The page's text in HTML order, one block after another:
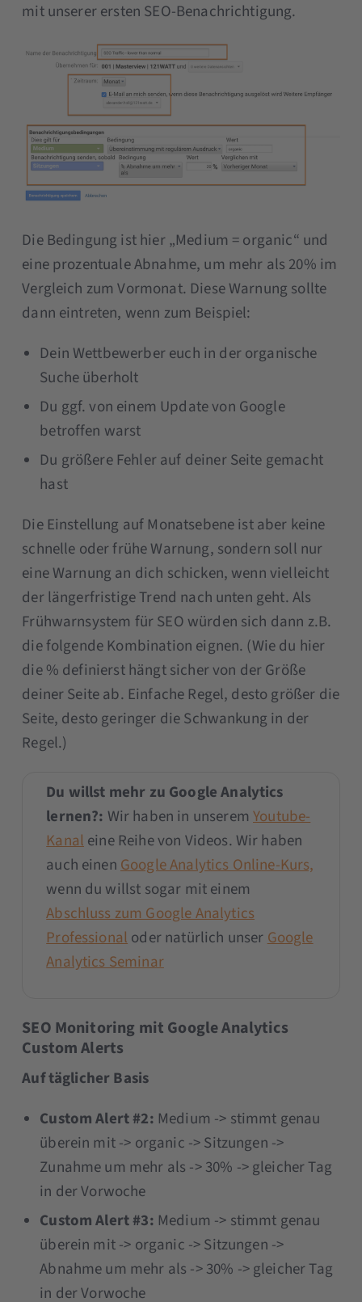
mit unserer ersten SEO-Benachrichtigung.
Die Bedingung ist hier „Medium = organic“ und
eine prozentuale Abnahme, um mehr als 20% im
Vergleich zum Vormonat. Diese Warnung sollte
dann eintreten, wenn zum Beispiel:
Dein Wettbewerber euch in der organische
Suche überholt
Du ggf. von einem Update von Google
betroffen warst
Du größere Fehler auf deiner Seite gemacht
hast
Die Einstellung auf Monatsebene ist aber keine
schnelle oder frühe Warnung, sondern soll nur
eine Warnung an dich schicken, wenn vielleicht
der längerfristige Trend nach unten geht. Als
Frühwarnsystem für SEO würden sich dann z.B.
die folgende Kombination eignen. (Wie du hier
die % definierst hängt sicher von der Größe
deiner Seite ab. Einfache Regel, desto größer die
Seite, desto geringer die Schwankung in der
Regel.)
Du willst mehr zu Google Analytics
lernen?: Wir haben in unseremYoutube-
Kanaleine Reihe von Videos. Wir haben
auch einenGoogle Analytics Online-Kurs,
wenn du willst sogar mit einem
Abschluss zum Google Analytics
Professionaloder natürlich unserGoogle
Analytics Seminar
SEO Monitoring mit Google Analytics
Custom Alerts
Auf täglicher Basis
Custom Alert #2: Medium -> stimmt genau
überein mit -> organic -> Sitzungen ->
Zunahme um mehr als -> 30% -> gleicher Tag
in der Vorwoche
Custom Alert #3: Medium -> stimmt genau
überein mit -> organic -> Sitzungen ->
Abnahme um mehr als -> 30% -> gleicher Tag
in der Vorwoche